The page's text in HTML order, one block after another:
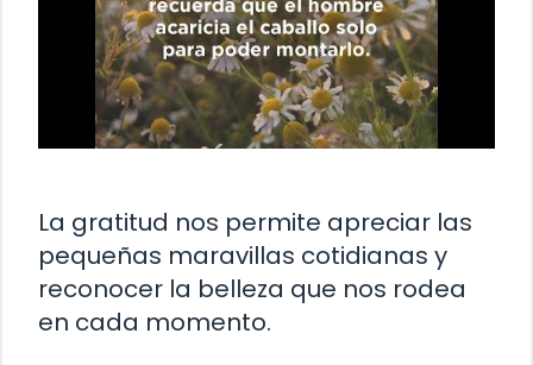
La gratitud nos permite apreciar las
pequeñas maravillas cotidianas y
reconocer la belleza que nos rodea
en cada momento.